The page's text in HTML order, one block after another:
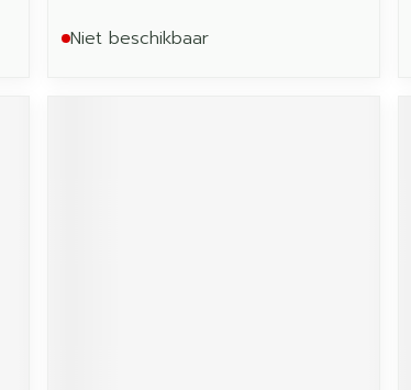
Niet beschikbaar